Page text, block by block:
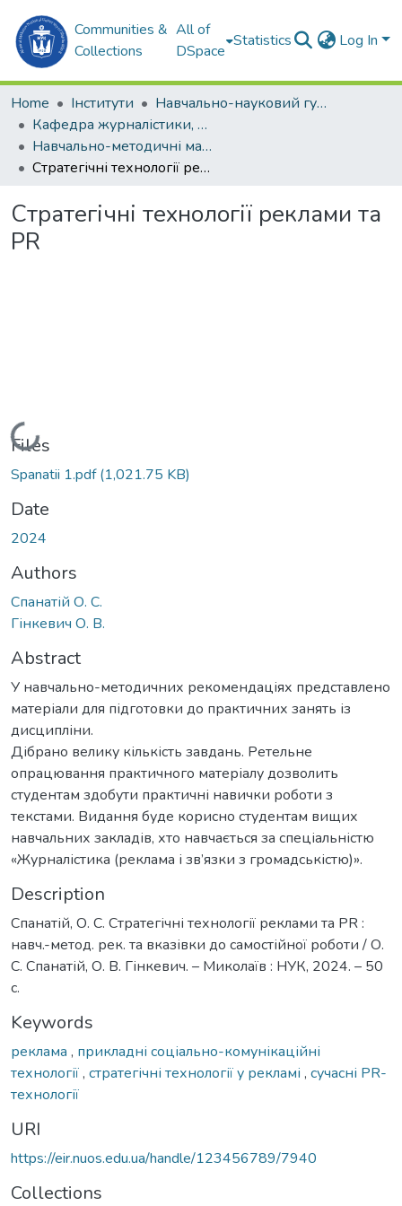
Communities &
Collections
All of
DSpace
Statistics Log In
Home Інститути
Навчально-науковий гуманітарний інститут (ННГІ)
Кафедра журналістики, реклами та PR-технологій
Навчально-методичні матеріали (ЖР та PR-технологій)
Стратегічні технології реклами та PR
Стратегічні технології реклами та
PR
Loading...
Files
Spanatii 1.pdf(1,021.75 KB)
Date
2024
Authors
Спанатій О. С.
Гінкевич О. В.
Abstract
У навчально-методичних рекомендаціях представлено
матеріали для підготовки до практичних занять із
дисципліни.
Дібрано велику кількість завдань. Ретельне
опрацювання практичного матеріалу дозволить
студентам здобути практичні навички роботи з
текстами. Видання буде корисно студентам вищих
навчальних закладів, хто навчається за спеціальністю
«Журналістика (реклама і зв’язки з громадськістю)».
Description
Спанатій, О. С. Стратегічні технології реклами та PR :
навч.-метод. рек. та вказівки до самостійної роботи / О.
С. Спанатій, О. В. Гінкевич. – Миколаїв : НУК, 2024. – 50
с.
Keywords
реклама , прикладні соціально-комунікаційні
технології, стратегічні технології у рекламі , сучасні PR-
технології
URI
https://eir.nuos.edu.ua/handle/123456789/7940
Collections